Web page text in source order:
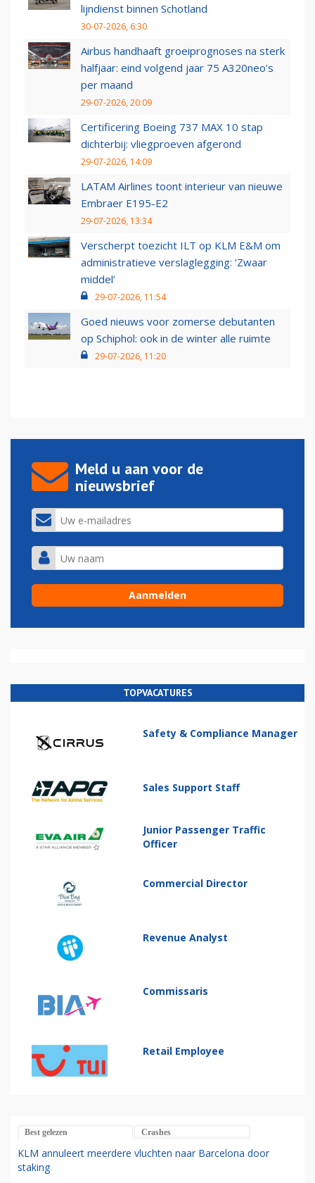
lijndienst binnen Schotland
30-07-2026, 6:30
Airbus handhaaft groeiprognoses na sterk
halfjaar: eind volgend jaar 75 A320neo’s
per maand
29-07-2026, 20:09
Certificering Boeing 737 MAX 10 stap
dichterbij: vliegproeven afgerond
29-07-2026, 14:09
LATAM Airlines toont interieur van nieuwe
Embraer E195-E2
29-07-2026, 13:34
Verscherpt toezicht ILT op KLM E&M om
administratieve verslaglegging: ‘Zwaar
middel’
29-07-2026, 11:54
Goed nieuws voor zomerse debutanten
op Schiphol: ook in de winter alle ruimte
29-07-2026, 11:20
Meld u aan voor de
nieuwsbrief
TOPVACATURES
Safety & Compliance Manager
Sales Support Staff
Junior Passenger Traffic
Officer
Commercial Director
Revenue Analyst
Commissaris
Retail Employee
Best gelezen Crashes
KLM annuleert meerdere vluchten naar Barcelona door
staking